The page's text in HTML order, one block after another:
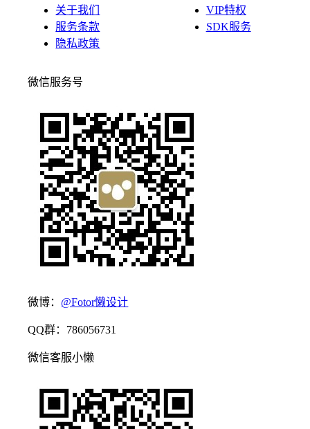
关于我们
服务条款
隐私政策
VIP特权
SDK服务
微信服务号
微博： @Fotor懒设计
QQ群：786056731
微信客服小懒